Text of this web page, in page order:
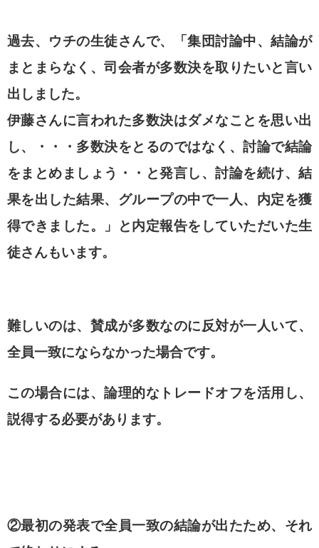
過去、ウチの生徒さんで、「集団討論中、結論が
まとまらなく、司会者が多数決を取りたいと言い
出しました。
伊藤さんに言われた多数決はダメなことを思い出
し、・・・多数決をとるのではなく、討論で結論
をまとめましょう・・と発言し、討論を続け、結
果を出した結果、グループの中で一人、内定を獲
得できました。」と内定報告をしていただいた生
徒さんもいます。
難しいのは、賛成が多数なのに反対が一人いて、
全員一致にならなかった場合です。
この場合には、論理的なトレードオフを活用し、
説得する必要があります。
②最初の発表で全員一致の結論が出たため、それ